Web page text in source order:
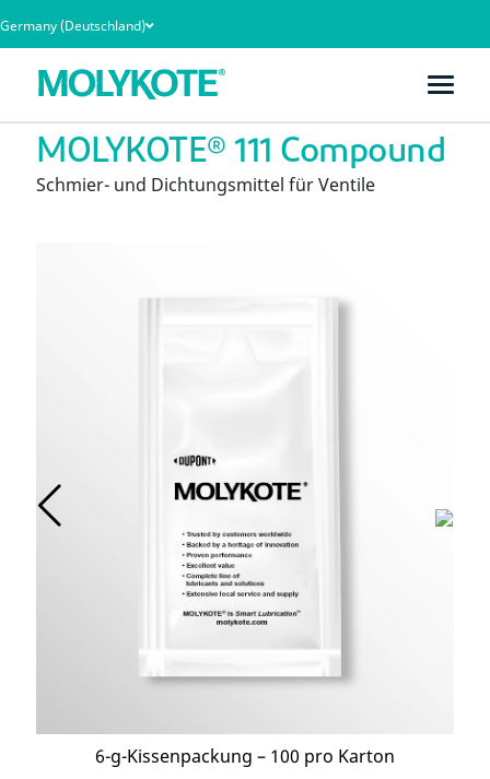
Germany (Deutschland)
Produkte
6-g-Kissenpackung – 100 pro Karton
MOLYKOTE® 111 Compound
Schmier- und Dichtungsmittel für Ventile